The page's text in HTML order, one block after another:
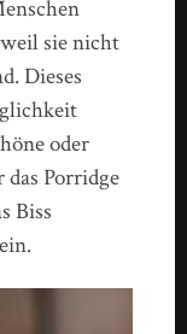
sie nicht
Dieses
oder
Porridge
Biss